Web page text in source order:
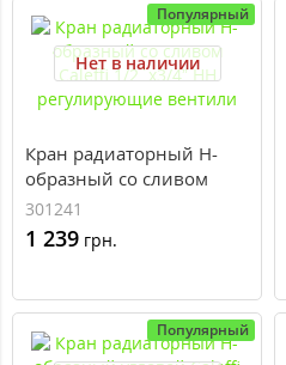
Популярный
Нет в наличии
Кран радиаторный H-
образный со сливом
Caleffi 1/2`x3/4” НН
регулирующие вентили
301241
1 239 грн.
Популярный